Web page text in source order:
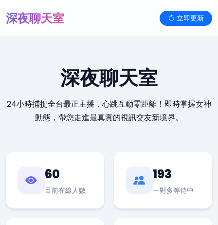
深夜聊天室 立即更新
深夜聊天室
24小時捕捉全台最正主播，心跳互動零距離！即時掌握女神
動態，帶您走進最真實的視訊交友新境界。
60
目前在線人數
193
一對多等待中